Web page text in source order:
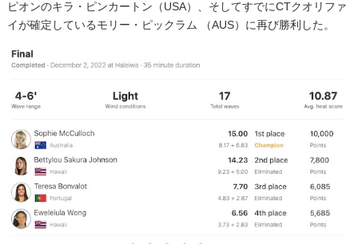
ピオンのキラ・ピンカートン（USA）、そしてすでにCTクオリファ
イが確定しているモリー・ピックラム （AUS）に再び勝利した。